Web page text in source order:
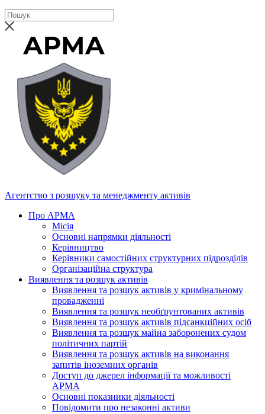
Агентство з розшуку та менеджменту активів
Про АРМА
Місія
Основні напрямки діяльності
Керівництво
Керівники самостійних структурних підрозділів
Організаційна структура
Виявлення та розшук активів
Виявлення та розшук активів у кримінальному
провадженні
Виявлення та розшук необґрунтованих активів
Виявлення та розшук активів підсанкційних осіб
Виявлення та розшук майна заборонених судом
політичних партій
Виявлення та розшук активів на виконання
запитів іноземних органів
Доступ до джерел інформації та можливості
АРМА
Основні показники діяльності
Повідомити про незаконні активи